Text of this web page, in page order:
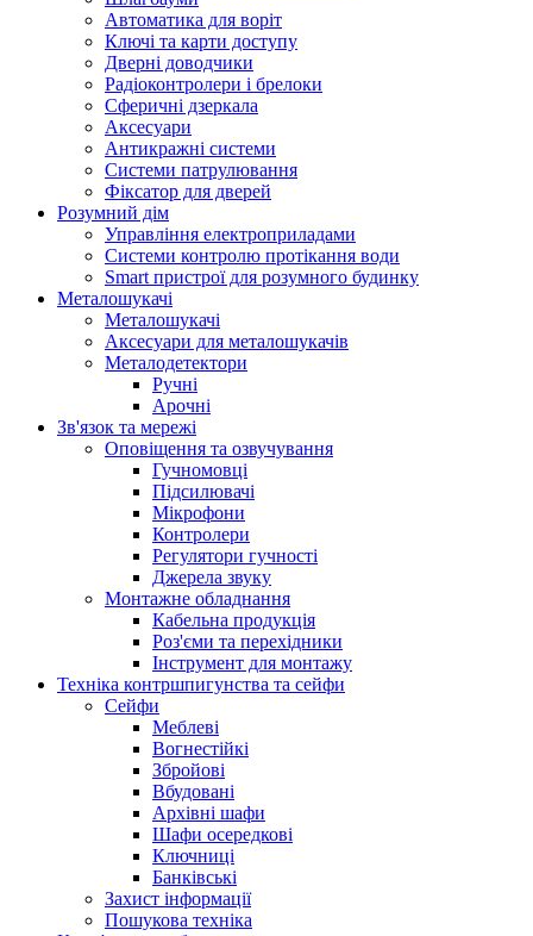
Автоматика для воріт
Ключі та карти доступу
Дверні доводчики
Радіоконтролери і брелоки
Сферичні дзеркала
Аксесуари
Антикражні системи
Системи патрулювання
Фіксатор для дверей
Розумний дім
Управління електроприладами
Системи контролю протікання води
Smart пристрої для розумного будинку
Металошукачі
Металошукачі
Аксесуари для металошукачів
Металодетектори
Ручні
Арочні
Зв'язок та мережі
Оповіщення та озвучування
Гучномовці
Підсилювачі
Мікрофони
Контролери
Регулятори гучності
Джерела звуку
Монтажне обладнання
Кабельна продукція
Роз'єми та перехідники
Інструмент для монтажу
Техніка контршпигунства та сейфи
Сейфи
Меблеві
Вогнестійкі
Збройові
Вбудовані
Архівні шафи
Шафи осередкові
Ключниці
Банківські
Захист інформації
Пошукова техніка